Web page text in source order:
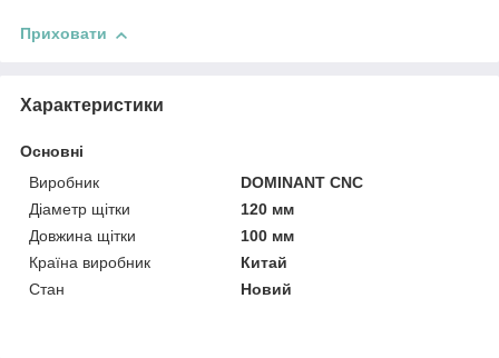
Приховати
Характеристики
Основні
Виробник
DOMINANT CNC
Діаметр щітки
120 мм
Довжина щітки
100 мм
Країна виробник
Китай
Стан
Новий